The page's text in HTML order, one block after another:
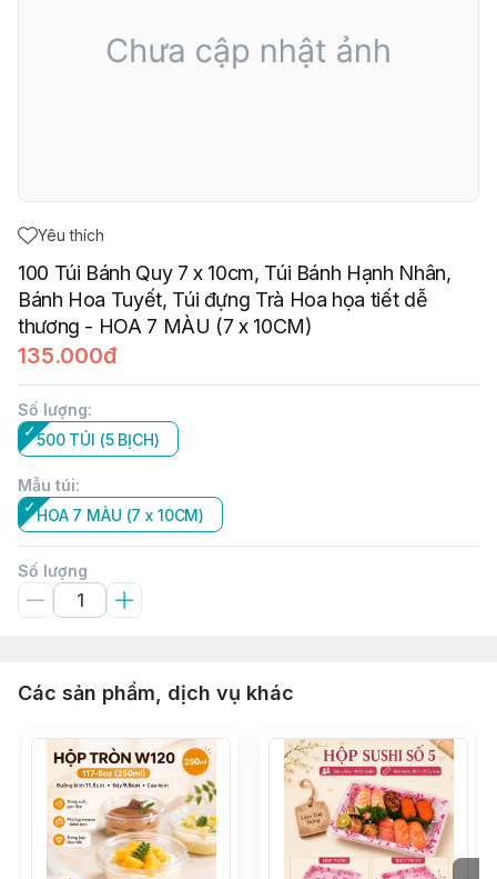
Yêu thích
100 Túi Bánh Quy 7 x 10cm, Túi Bánh Hạnh Nhân,
Bánh Hoa Tuyết, Túi đựng Trà Hoa họa tiết dễ
thương - HOA 7 MÀU (7 x 10CM)
135.000đ
Số lượng:
500 TÚI (5 BỊCH)
Mẫu túi:
HOA 7 MÀU (7 x 10CM)
Số lượng
Các sản phẩm, dịch vụ khác